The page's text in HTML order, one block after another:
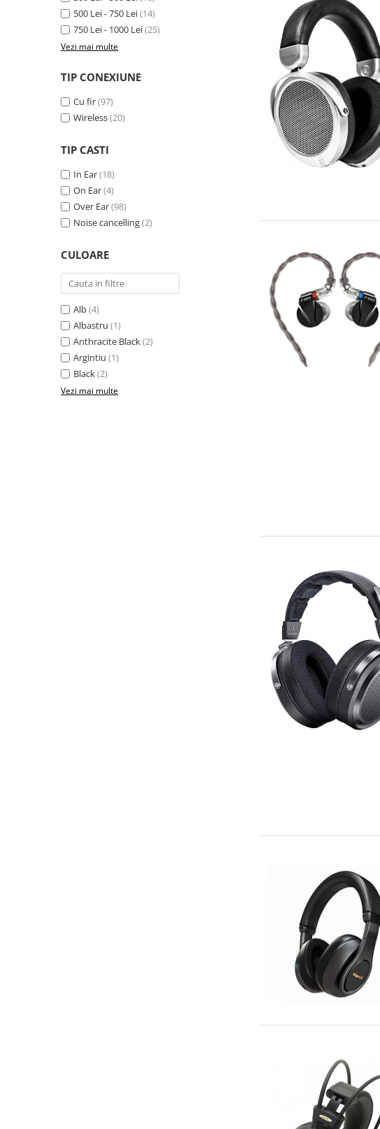
500 Lei - 750 Lei(14)
750 Lei - 1000 Lei(25)
Vezi mai multe
TIP CONEXIUNE
Cu fir(97)
Wireless(20)
TIP CASTI
In Ear(18)
On Ear(4)
Over Ear(98)
Noise cancelling(2)
CULOARE
Alb(4)
Albastru (1)
Anthracite Black(2)
Argintiu (1)
Black(2)
Vezi mai multe